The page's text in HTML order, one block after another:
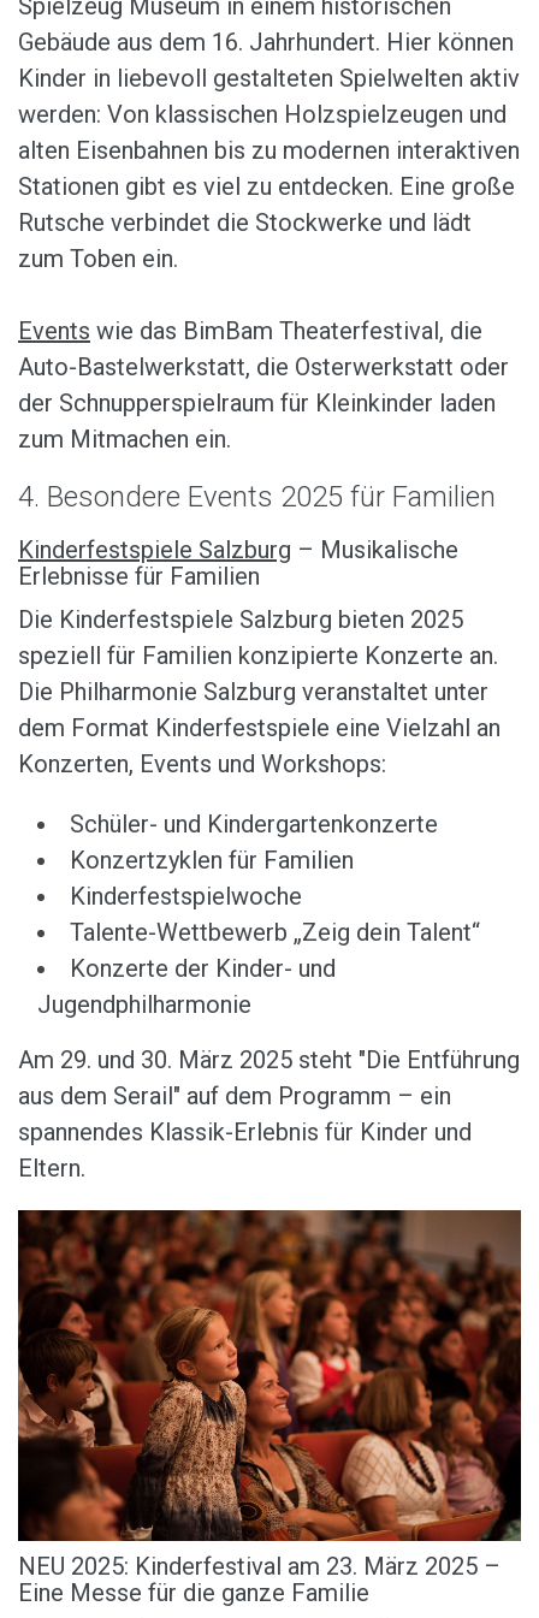
Spielzeug Museum in einem historischen
Gebäude aus dem 16. Jahrhundert. Hier können
Kinder in liebevoll gestalteten Spielwelten aktiv
werden: Von klassischen Holzspielzeugen und
alten Eisenbahnen bis zu modernen interaktiven
Stationen gibt es viel zu entdecken. Eine große
Rutsche verbindet die Stockwerke und lädt
zum Toben ein.
Events wie das BimBam Theaterfestival, die
Auto-Bastelwerkstatt, die Osterwerkstatt oder
der Schnupperspielraum für Kleinkinder laden
zum Mitmachen ein.
4. Besondere Events 2025 für Familien
Kinderfestspiele Salzburg – Musikalische
Erlebnisse für Familien
Die Kinderfestspiele Salzburg bieten 2025
speziell für Familien konzipierte Konzerte an.
Die Philharmonie Salzburg veranstaltet unter
dem Format Kinderfestspiele eine Vielzahl an
Konzerten, Events und Workshops:
Schüler- und Kindergartenkonzerte
Konzertzyklen für Familien
Kinderfestspielwoche
Talente-Wettbewerb „Zeig dein Talent“
Konzerte der Kinder- und
Jugendphilharmonie
Am 29. und 30. März 2025 steht "Die Entführung
aus dem Serail" auf dem Programm – ein
spannendes Klassik-Erlebnis für Kinder und
Eltern.
NEU 2025: Kinderfestival am 23. März 2025 –
Eine Messe für die ganze Familie